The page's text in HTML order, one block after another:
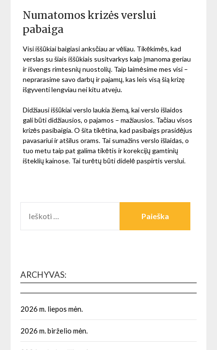
Numatomos krizės verslui
pabaiga
Visi iššūkiai baigiasi anksčiau ar vėliau. Tikėkimės, kad
verslas su šiais iššūkiais susitvarkys kaip įmanoma geriau
ir išvengs rimtesnių nuostolių. Taip laimėsime mes visi –
neprarasime savo darbų ir pajamų, kas leis visą šią krizę
išgyventi lengviau nei kitu atveju.
Didžiausi iššūkiai verslo laukia žiemą, kai verslo išlaidos
gali būti didžiausios, o pajamos – mažiausios. Tačiau visos
krizės pasibaigia. O šita tikėtina, kad pasibaigs prasidėjus
pavasariui ir atšilus orams. Tai sumažins verslo išlaidas, o
tuo metu taip pat galima tikėtis ir korekcijų gamtinių
išteklių kainose. Tai turėtų būti didelė paspirtis verslui.
ARCHYVAS:
2026 m. liepos mėn.
2026 m. birželio mėn.